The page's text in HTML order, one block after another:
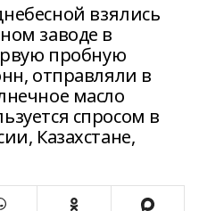
взялись
заводе в
пробную
отправляли в
масло
спросом в
Казахстане,